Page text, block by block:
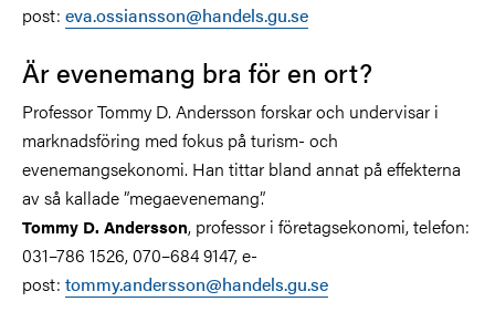
post: eva.ossiansson@handels.gu.se
Är evenemang bra för en ort?
Professor Tommy D. Andersson forskar och undervisar i
marknadsföring med fokus på turism- och
evenemangsekonomi. Han tittar bland annat på effekterna
av så kallade ”megaevenemang”.
Tommy D. Andersson, professor i företagsekonomi, telefon:
031–786 1526, 070–684 9147, e-
post: tommy.andersson@handels.gu.se